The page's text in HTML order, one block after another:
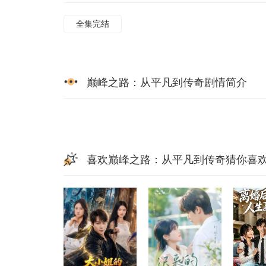
全集完结
巅峰之路：从平凡到传奇剧情简介
喜欢巅峰之路：从平凡到传奇猜你喜